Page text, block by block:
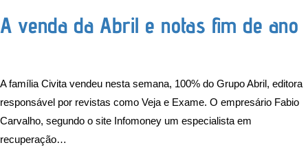
A venda da Abril e notas fim de ano
A família Civita vendeu nesta semana, 100% do Grupo Abril, editora
responsável por revistas como Veja e Exame. O empresário Fabio
Carvalho, segundo o site Infomoney um especialista em
recuperação…